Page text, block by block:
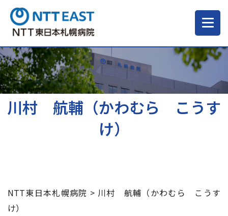
当院について
ご来院される方へ
採用情報
川村 航輔（かわむら こうす
け）
NTT東日本札幌病院 > 川村 航輔（かわむら こうす
け）